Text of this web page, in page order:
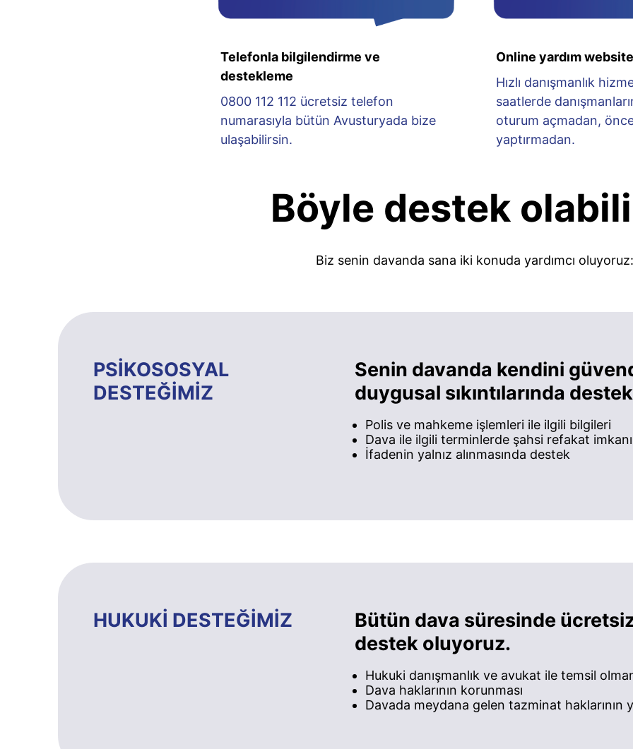
Telefonla bilgilendirme ve
destekleme
0800 112 112 ücretsiz telefon
numarasıyla bütün Avusturyada bize
ulaşabilirsin.
Online yardım
Hızlı danışmanlık
saatlerde
oturum açmadan,
yaptırmadan.
Böyle destek
Biz senin davanda sana iki konuda yardımcı oluyoruz:
PSİKOSOSYAL
DESTEĞİMİZ
Senin davanda kendini
duygusal sıkıntılarında
Polis ve mahkeme işlemleri ile ilgili bilgileri
Dava ile ilgili terminlerde şahsi refakat imkanı
İfadenin yalnız alınmasında destek
HUKUKİ DESTEĞİMİZ
Bütün dava süresinde
destek oluyoruz.
Hukuki danışmanlık ve avukat ile temsil
Dava haklarının korunması
Davada meydana gelen tazminat haklarının